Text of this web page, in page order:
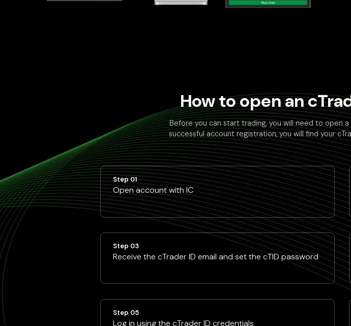
How to open an
Before you can start trading, you will need to open
successful account registration, you will find your
Step 01
Open account with IC
Step 03
Receive the cTrader ID email and set the cTID password
Step 05
Log in using the cTrader ID credentials